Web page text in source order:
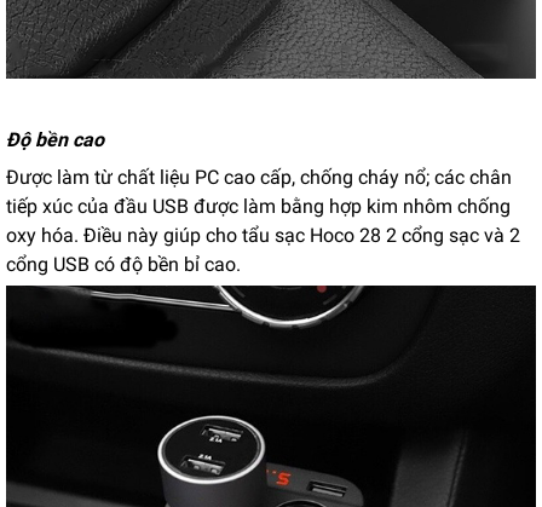
Độ bền cao
Được làm từ chất liệu PC cao cấp, chống cháy nổ; các chân
tiếp xúc của đầu USB được làm bằng hợp kim nhôm chống
oxy hóa. Điều này giúp cho tẩu sạc Hoco 28 2 cổng sạc và 2
cổng USB có độ bền bỉ cao.